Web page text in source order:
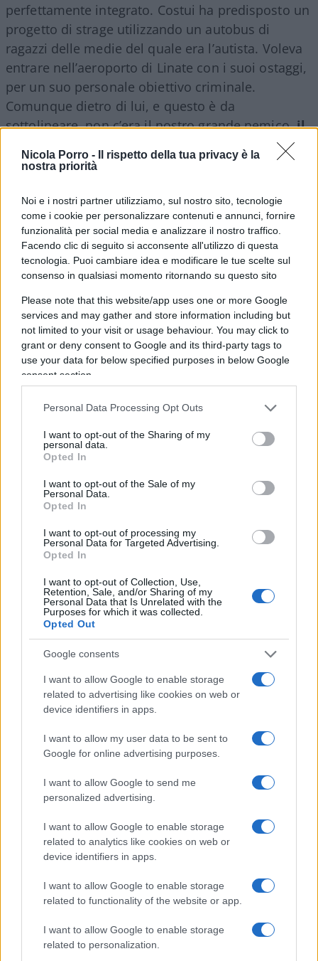
Nicola Porro -
Il rispetto della tua privacy è la
nostra priorità
Noi e i nostri partner utilizziamo, sul nostro sito, tecnologie
come i cookie per personalizzare contenuti e annunci, fornire
funzionalità per social media e analizzare il nostro traffico.
Facendo clic di seguito si acconsente all'utilizzo di questa
tecnologia. Puoi cambiare idea e modificare le tue scelte sul
consenso in qualsiasi momento ritornando su questo sito
Please note that this website/app uses one or more Google
services and may gather and store information including but
not limited to your visit or usage behaviour. You may click to
grant or deny consent to Google and its third-party tags to
use your data for below specified purposes in below Google
consent section.
Personal Data Processing Opt Outs
I want to opt-out of the Sharing of my
personal data.
Opted In
I want to opt-out of the Sale of my
Personal Data.
Opted In
I want to opt-out of processing my
Personal Data for Targeted Advertising.
Opted In
I want to opt-out of Collection, Use,
Retention, Sale, and/or Sharing of my
Personal Data that Is Unrelated with the
Purposes for which it was collected.
Opted Out
Google consents
I want to allow Google to enable storage
related to advertising like cookies on web or
device identifiers in apps.
I want to allow my user data to be sent to
Google for online advertising purposes.
I want to allow Google to send me
personalized advertising.
I want to allow Google to enable storage
related to analytics like cookies on web or
device identifiers in apps.
I want to allow Google to enable storage
related to functionality of the website or app.
I want to allow Google to enable storage
related to personalization.
perfettamente integrato. Costui ha predisposto un
progetto di strage utilizzando un autobus di
ragazzi delle medie del quale era l’autista. Voleva
entrare nell’aeroporto di Linate con i suoi ostaggi,
per un suo personale obiettivo criminale.
Comunque dietro di lui, e questo è da
sottolineare, non c’era il nostro grande nemico,il
, ma solo lui, un criminale
comune. E come tale giornalisticamente doveva
Che fosse uncriminale comunelo ha dimostrato
davanti al Gip di Milano fingendosi incapace di
intendere e di volere per sfuggire al probabile
ergastolo. Il Gip non si è fatto gabbare e il solito
giochino “un criminale, se è un italiano è un
fascista-razzista, se è un migrante è un matto”
questa volta non ha funzionato, grazie a un
giovane magistrato non ideologizzato.
nera o bianca è irrilevante.
Il suo solitario progetto di strage
solo all’ultimo istante per l’arrivo dei carabinieri,
dopo che costui aveva già versato sul pavimento
I ragazzi sarebbero tutti morti, se non fossero
arrivati i carabinieri appena in tempo, spaccando
il vetro posteriore dell’autobus. Eroi i ragazzi, eroi
i loro insegnanti, eroi i carabinieri, straordinaria la
compostezza, nel dopo, dei genitori dei ragazzi.
Folle il rischio che il Paese ha corso. Ci rendiamo
conto? Perdere 51 ragazzi e i loro insegnanti,
bruciati vivi.
Pagina
SUCCESSIVA
27
SEDUTE SATIRICHE